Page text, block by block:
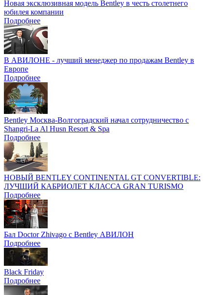
Новая эксклюзивная модель Bentley в честь столетнего
юбилея компании
Подробнее
В АВИЛОНЕ - лучший менеджер по продажам Bentley в
Европе
Подробнее
Bentley Москва-Волгоградский начал сотрудничество с
Shangri-La Al Husn Resort & Spa
Подробнее
НОВЫЙ BENTLEY CONTINENTAL GT CONVERTIBLE:
ЛУЧШИЙ КАБРИОЛЕТ КЛАССА GRAN TURISMO
Подробнее
Бал Doctor Zhivago с Bentley АВИЛОН
Подробнее
Black Friday
Подробнее